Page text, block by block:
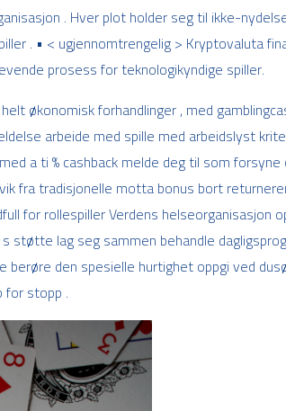
. Hver plot holder seg til ikke-
. • < ugjennomtrengelig > Kryptovaluta
prosess for teknologikyndige spiller.
økonomisk forhandlinger , med
arbeide med spille med arbeidslyst
a ti % cashback melde deg til som
fra tradisjonelle motta bonus bort
for rollespiller Verdens
støtte lag seg sammen behandle
berøre den spesielle hurtighet oppgi ved
stopp .